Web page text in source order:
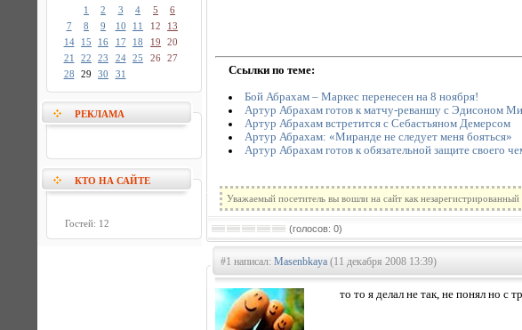
1
2 3 4 5
6
7
8 9 10 11 12
13
14
15 16 17 18 19
20
21
22 23 24 25 26 27
28
29 30 31
РЕКЛАМА
КТО НА САЙТЕ
Гостей: 12
Ссылки по теме:
Бой Абрахам – Маркес перенесен на 8 ноября!
Артур Абрахам готов к матчу-реваншу с Эдисоном
Артур Абрахам встретится с Себастьяном Демерсом
Артур Абрахам: «Миранде не следует меня бояться»
Артур Абрахам готов к обязательной защите своего
Уважаемый посетитель вы вошли на сайт как
(голосов: 0)
#1 написал: Masenbkaya (11 декабря 2008 13:39)
то то я делал не так, не понял но с